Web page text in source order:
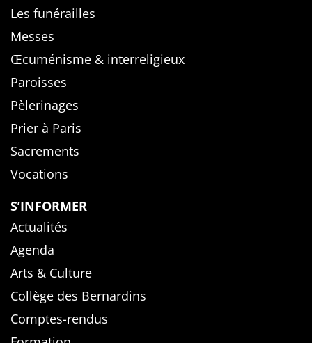
Les funérailles
Messes
Œcuménisme & interreligieux
Paroisses
Pèlerinages
Prier à Paris
Sacrements
Vocations
S’INFORMER
Actualités
Agenda
Arts & Culture
Collège des Bernardins
Comptes-rendus